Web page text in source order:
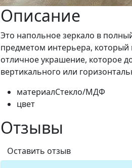
Описание
Это напольное зеркало в
предметом интерьера,
отличное украшение, которое
вертикального или
материалСтекло/МДФ
цвет
Отзывы
Оставить отзыв